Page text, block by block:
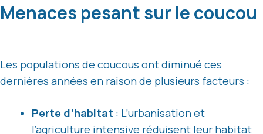
Menaces pesant sur le coucou
Les populations de coucous ont diminué ces
dernières années en raison de plusieurs facteurs :
Perte d’habitat : L’urbanisation et
l’agriculture intensive réduisent leur habitat